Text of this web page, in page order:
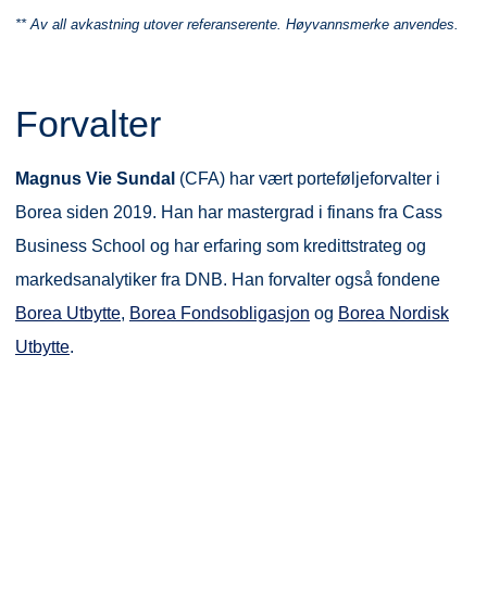
** Av all avkastning utover referanserente. Høyvannsmerke anvendes.
Forvalter
Magnus Vie Sundal (CFA) har vært porteføljeforvalter i
Borea siden 2019. Han har mastergrad i finans fra Cass
Business School og har erfaring som kredittstrateg og
markedsanalytiker fra DNB. Han forvalter også fondene
Borea Utbytte, Borea Fondsobligasjon og Borea Nordisk
Utbytte.